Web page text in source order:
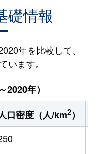
礎情報
年を比較して、
います。
2020年）
口密度（人/km2）